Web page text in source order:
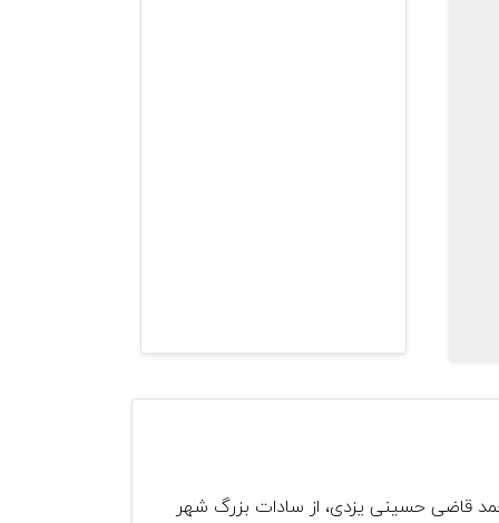
قاضی حسینی یزدی، از سادات بزرگ شهر